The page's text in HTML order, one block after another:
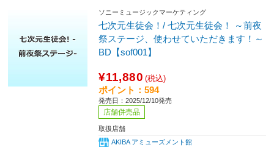
ソニーミュージックマーケティング
七次元生徒会！/ 七次元生徒会！ ～前夜
祭ステージ、使わせていただきます！～
BD【sof001】
¥11,880 (税込)
ポイント：594
発売日：2025/12/10発売
店舗併売品
取扱店舗
AKIBA アミューズメント館